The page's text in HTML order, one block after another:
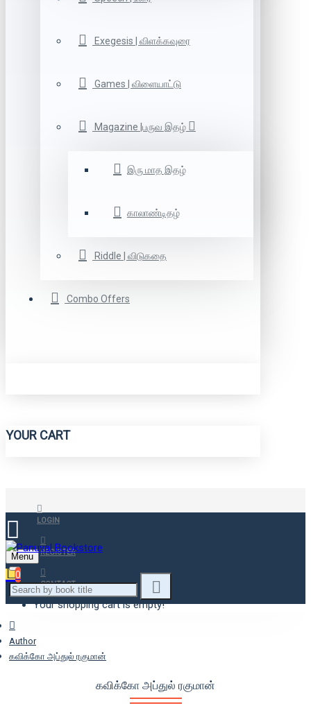
Exegesis | விளக்கவுரை
Games | விளையாட்டு
Magazine |பருவ இதழ்
இரு மாத இதழ்
காலாண்டிதழ்
Riddle | விடுகதை
Combo Offers
YOUR CART
LOGIN
REGISTER
CONTACT
Menu
0
Your shopping cart is empty!
Author
கவிக்கோ அப்துல் ரகுமான்
கவிக்கோ அப்துல் ரகுமான்